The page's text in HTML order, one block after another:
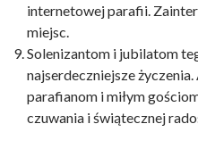
internetowej parafii.
miejsc.
Solenizantom i jubilatom
najserdeczniejsze
parafianom i miłym
czuwania i świątecznej